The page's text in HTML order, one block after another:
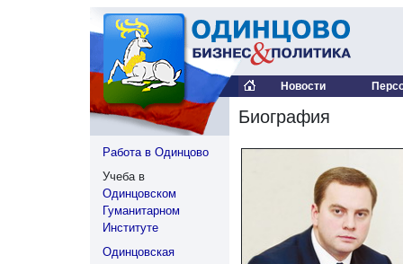
Новости
Работа в Одинцово
Учеба в
Одинцовском
Гуманитарном
Институте
Одинцовская
Биография